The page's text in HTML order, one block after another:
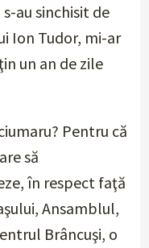
au sinchisit de
Ion Tudor, mi-ar
un an de zile
Pentru că
să
în respect faţă
Ansamblul,
Brâncuşi, o